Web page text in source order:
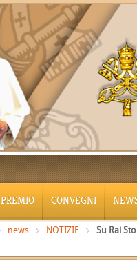
PREMIO CONVEGNI
news NOTIZIE
Su Rai